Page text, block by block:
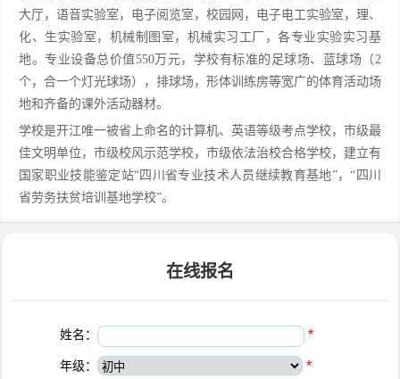
大厅，语音实验室，电子阅览室，校园网，电子电工实验室，理、
化、生实验室，机械制图室，机械实习工厂，各专业实验实习基
地。专业设备总价值550万元，学校有标准的足球场、蓝球场（2
个，合一个灯光球场），排球场，形体训练房等宽广的体育活动场
地和齐备的课外活动器材。
学校是开江唯一被省上命名的计算机、英语等级考点学校，市级最
佳文明单位，市级校风示范学校，市级依法治校合格学校，建立有
国家职业技能鉴定站“四川省专业技术人员继续教育基地”，“四川
省劳务扶贫培训基地学校”。
在线报名
姓名： *
年级： *